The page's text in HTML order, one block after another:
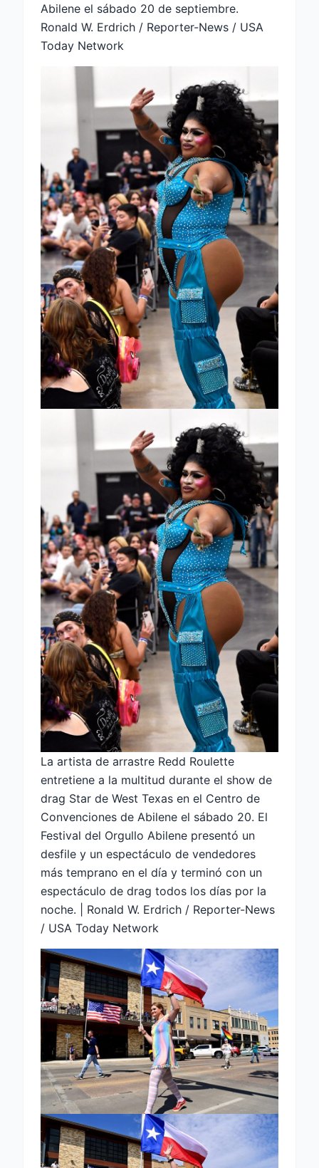
Abilene el sábado 20 de septiembre.
Ronald W. Erdrich / Reporter-News / USA
Today Network
La artista de arrastre Redd Roulette
entretiene a la multitud durante el show de
drag Star de West Texas en el Centro de
Convenciones de Abilene el sábado 20. El
Festival del Orgullo Abilene presentó un
desfile y un espectáculo de vendedores
más temprano en el día y terminó con un
espectáculo de drag todos los días por la
noche. | Ronald W. Erdrich / Reporter-News
/ USA Today Network